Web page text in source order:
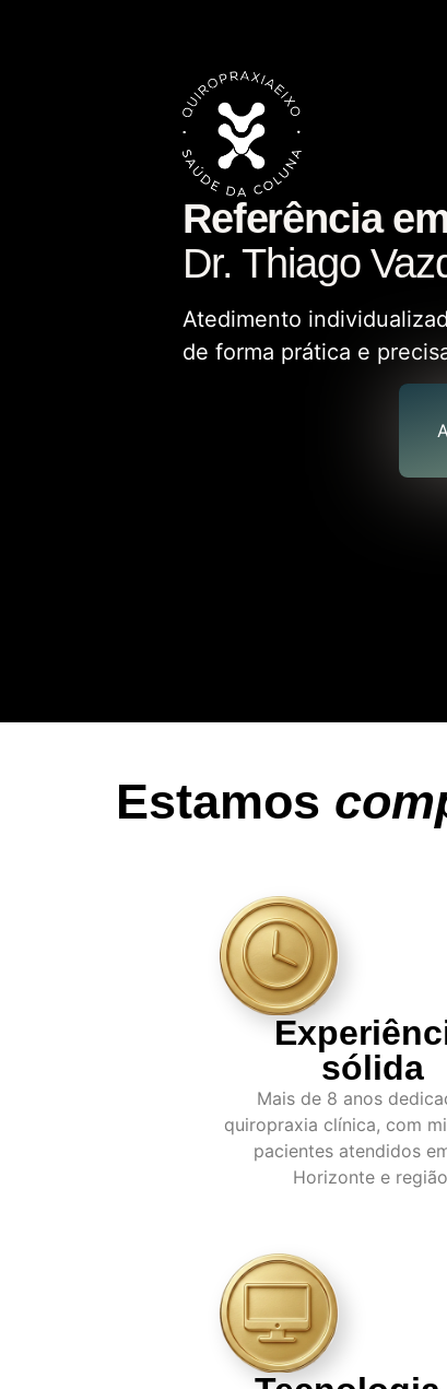
Referência
Dr. Thiago
Atedimento
de forma prática e
Estamos
sólida
Mais de 8 anos
quiropraxia clínica, com
pacientes atendidos
Horizonte e